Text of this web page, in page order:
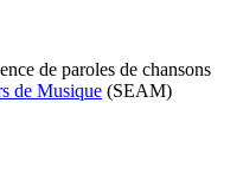
de paroles de chansons
de Musique (SEAM)